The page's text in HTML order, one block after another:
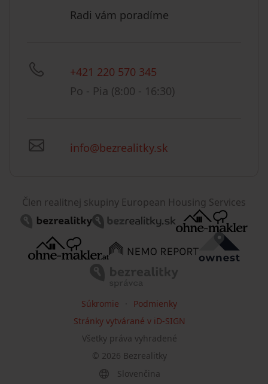
Radi vám poradíme
+421 220 570 345
Po - Pia (8:00 - 16:30)
info@bezrealitky.sk
Člen realitnej skupiny European Housing Services
© 2026 Bezrealitky
Všetky práva vyhradené
Súkromie
Podmienky
Stránky vytvárané v iD-SIGN
Slovenčina